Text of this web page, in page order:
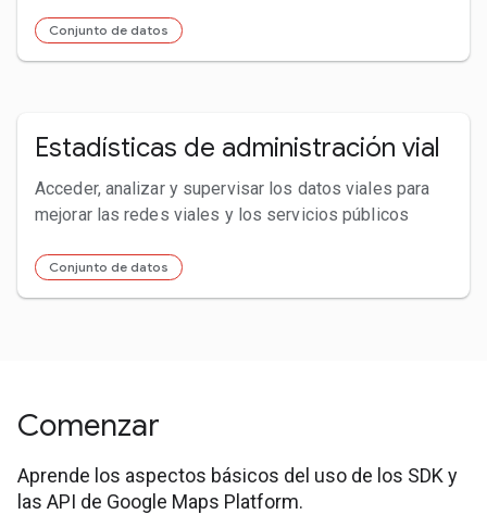
Conjunto de datos
Estadísticas de administración vial
Acceder, analizar y supervisar los datos viales para
mejorar las redes viales y los servicios públicos
Conjunto de datos
Comenzar
Aprende los aspectos básicos del uso de los SDK y
las API de Google Maps Platform.